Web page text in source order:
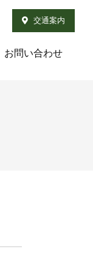
交通案内
お問い合わせ